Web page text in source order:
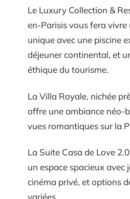
Le Luxury Collection &
en-Parisis vous fera vivre
unique avec une piscine
déjeuner continental, et
éthique du tourisme.
La Villa Royale, nichée
offre une ambiance néo-
vues romantiques sur la
La Suite Casa de Love
un espace spacieux avec
cinéma privé, et options
variées.